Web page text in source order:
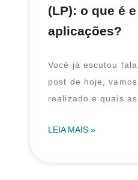
(LP): o que é
aplicações?
Você já escutou
post de hoje,
realizado e quais
LEIA MAIS »